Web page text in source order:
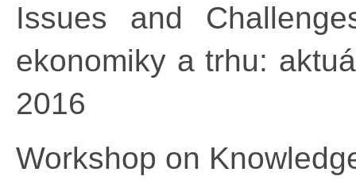
Issues and
ekonomiky a trhu:
2016
Workshop on